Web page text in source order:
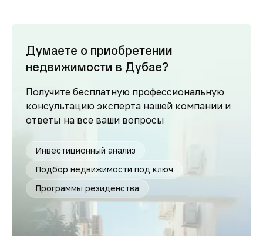
Думаете о приобретении
недвижимости в Дубае?
Получите бесплатную профессиональную
консультацию эксперта нашей компании и
ответы на все ваши вопросы
Инвестиционный анализ
Подбор недвижимости под ключ
Программы резиденства